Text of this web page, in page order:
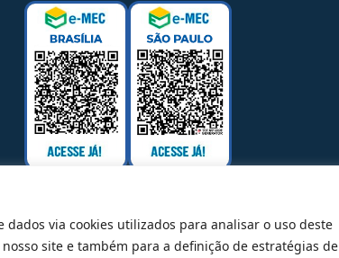
dados via cookies utilizados para analisar o uso deste
site e também para a definição de estratégias de